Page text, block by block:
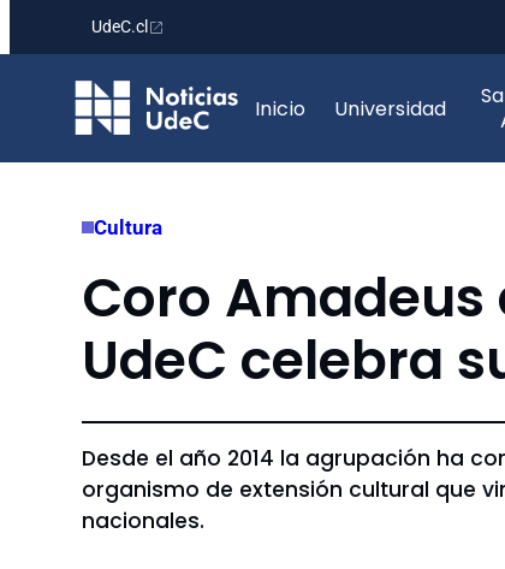
contenido
UdeC.cl
Inicio Universidad
Cultura
Coro
UdeC celebra
Desde el año 2014 la agrupación ha
organismo de extensión cultural que
nacionales.